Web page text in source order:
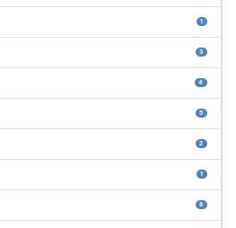
1
3
4
5
2
1
8